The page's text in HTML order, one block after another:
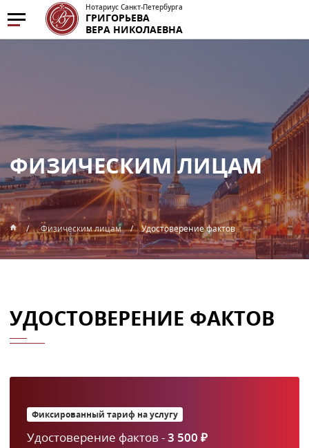
Нотариус Санкт-Петербурга
ГРИГОРЬЕВА
ВЕРА НИКОЛАЕВНА
ФИЗИЧЕСКИМ ЛИЦАМ
Физическим лицам Удостоверение фактов
УДОСТОВЕРЕНИЕ ФАКТОВ
Фиксированный тариф на услугу
Удостоверение фактов -3 500 ₽